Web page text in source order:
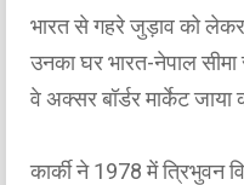
भारत से गहरे जुड़ाव को
उनका घर भारत-नेपाल
वे अक्सर बॉर्डर मार्केट जाया
कार्की ने 1978 में त्रिभुवन